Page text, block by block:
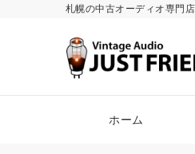
札幌の中古オーディオ専門
ホーム